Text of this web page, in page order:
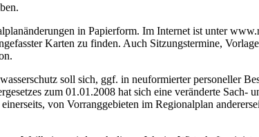
in Papierform. Im Internet ist unter
Karten zu finden. Auch Sitzungstermine,
soll sich, ggf. in neuformierter personeller
zum 01.01.2008 hat sich eine veränderte Sach-
von Vorranggebieten im Regionalplan